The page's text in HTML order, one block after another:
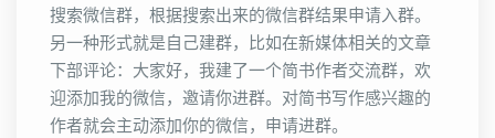
搜索微信群，根据搜索出来的微信群结果申请入群。
另一种形式就是自己建群，比如在新媒体相关的文章
下部评论：大家好，我建了一个简书作者交流群，欢
迎添加我的微信，邀请你进群。对简书写作感兴趣的
作者就会主动添加你的微信，申请进群。